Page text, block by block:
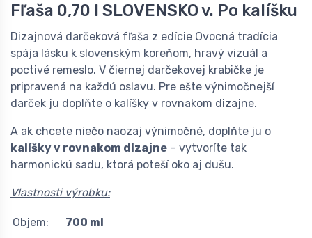
Fľaša 0,70 l SLOVENSKO v. Po kalíšku
Dizajnová darčeková fľaša z edície Ovocná tradícia
spája lásku k slovenským koreňom, hravý vizuál a
poctivé remeslo. V čiernej darčekovej krabičke je
pripravená na každú oslavu. Pre ešte výnimočnejší
darček ju doplňte o kalíšky v rovnakom dizajne.
A ak chcete niečo naozaj výnimočné, doplňte ju o
kalíšky v rovnakom dizajne – vytvoríte tak
harmonickú sadu, ktorá poteší oko aj dušu.
Vlastnosti výrobku:
Objem:
700 ml